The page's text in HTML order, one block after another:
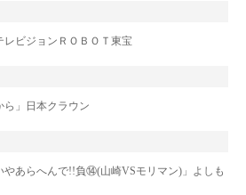
ビジョンＲＯＢＯＴ東宝
ら」日本クラウン
やあらへんで!!負⑭(山崎VSモリマン)」よしも